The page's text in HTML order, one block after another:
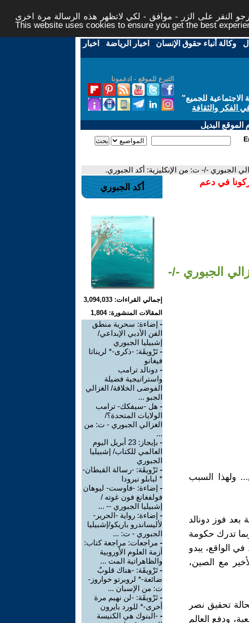
النقر على الزر - موافق - لكي لاتظهر هذه الرسالة مرة اخرى -
This website uses cookies to ensure you get the best
-وكالة أنباء حقوق الإنسان - اخبار الرياضة - اخبار
التبرع للموقع - ادعمونا
للجميع"
الفكر والثقافة
البديل
الجبوري -/- ت: من الإنكليزية: أكد الجبوري.
في دعم
الجبوري -/-
ولهذا السبب
بعد فوز دونالد
ربما تدرك حكومة
الواقع، يبدو
مع الصين،
تحقيق نصر
ودفع العالم
أكد الجبوري
إجمالي القراءات: 3,094,033
المقالات المنشورة: 1,804
- إضاءة: سحرية منطق
الفن الأدبي الإبداعي/
إشبيليا الجبوري
- تَرْويقَة: -ذكرى-* لريناتا
فيغانو
- دونالد ترامب
واستراتيجية فضيلة
الفوضى الخلاقة/ الغزالي
الجبو ...
- هل -سيفكك- ترامب
الولايات المتحدة؟/
الغزالي الجبوري - ت: من
...
-
بإيجاز: 23 أبريل اليوم
العالمي للكتاب/ إشبيليا
الجبوري
- تَرْويقَة: -رسالة القبطان-
* لبابلو نيرودا
- إضاءة: -فاوست- ليوهان
فولفغانغ فون غوته /
إشبيليا الجبوري -- ...
- إضاءة: رواية -الحرير-
لأليساندرو باريكو/إشبيليا
الجبوري - ت: ...
- مراجعات: مراجعة كتاب:
أزمة العلوم الأوروبية
والظاهراتية المت ...
- تَرْويقَة: -هناك قلوبٌ
ضائعة-* لروبرتو خواروز-
ت: من الإسبان ...
- تَرْويقَة: -لن نهيم مرة
أخرى-* للورد بايرون
- -البنوك هي الكنيسة